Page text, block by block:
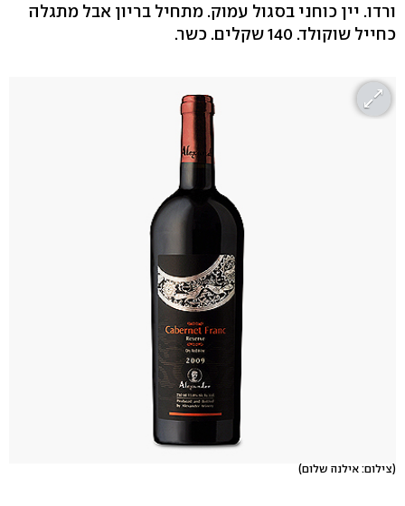
ורדו. יין כוחני בסגול עמוק. מתחיל בריון אבל מתגלה
כחייל שוקולד. 140 שקלים. כשר.
(צילום: אילנה שלום)